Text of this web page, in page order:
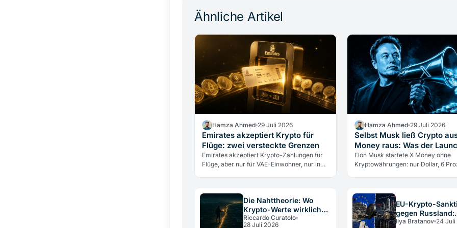
Ähnliche Artikel
Hamza Ahmed 29 Juli 2026
Emirates akzeptiert Krypto für
Flüge: zwei versteckte Grenzen
Emirates akzeptiert Krypto-Zahlungen für
Flüge, aber nur für VAE-Einwohner, nur in
Hamza Ahmed 29 Juli 2026
Selbst Musk ließ Crypto
Money raus: Was der
Elon Musk startete X Money ohne
Kryptowährungen: nur Dollar, 6
Die Nahttheorie: Wo
Krypto-Werte wirklich
verschwinden
Riccardo Curatolo
28 Juli 2026
EU-Krypto-
gegen Russland:
Pflichten für
Ilya Bratanov 24 Juli